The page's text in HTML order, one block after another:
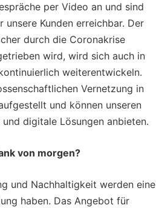
per Video an und sind
Kunden erreichbar. Der
durch die Coronakrise
wird, wird sich auch in
weiterentwickeln.
Vernetzung in
und können unseren
digitale Lösungen anbieten.
von morgen?
und Nachhaltigkeit werden eine
haben. Das Angebot für